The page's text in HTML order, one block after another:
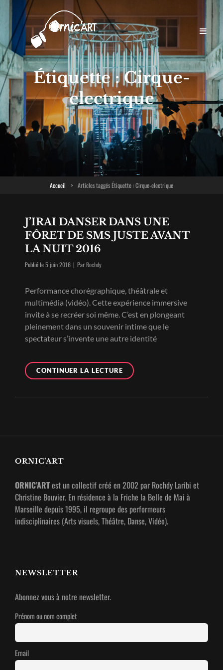
Étiquette :Cirque-
electrique
Accueil > Articles taggésÉtiquette :Cirque-electrique
J’IRAI DANSER DANS UNE
FÔRET DE SMS JUSTE AVANT
LA NUIT 2016
Publié le5 juin 2016 | ParByline
Rochdy
Performance chorégraphique, théâtrale et
multimédia (vidéo). Cette expérience immersive
invite à se recréer soi même. C’est en plongeant
pleinement dans un souvenir intime que le
spectateur s’invente une autre identité
CONTINUER LA LECTUREJ’IRAI
DANSER
2016
ORNIC’ART
ORNIC’ARTest un collectif créé en 2002 par Rochdy Laribi et
Christine Bouvier. En résidence à la Friche la Belle de Mai à
Marseille depuis 1995, il regroupe des performeurs
indisciplinaires (Arts visuels, Théâtre, Danse, Vidéo).
NEWSLETTER
Abonnez vous à notre newsletter.
Prénom ou nom complet
Email